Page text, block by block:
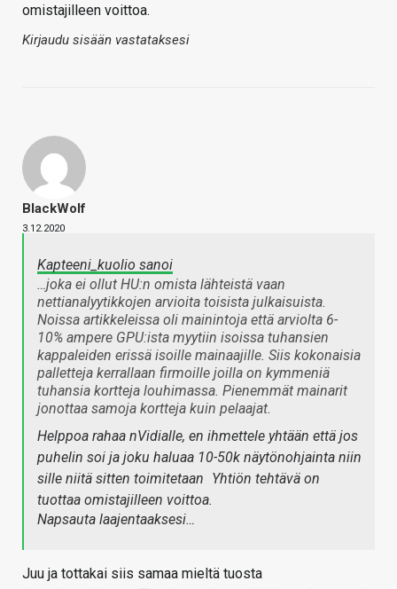
omistajilleen voittoa.
Kirjaudu sisään vastataksesi
BlackWolf
3.12.2020
Kapteeni_kuolio sanoi
…joka ei ollut HU:n omista lähteistä vaan
nettianalyytikkojen arvioita toisista julkaisuista.
Noissa artikkeleissa oli mainintoja että arviolta 6-
10% ampere GPU:ista myytiin isoissa tuhansien
kappaleiden erissä isoille mainaajille. Siis kokonaisia
palletteja kerrallaan firmoille joilla on kymmeniä
tuhansia kortteja louhimassa. Pienemmät mainarit
jonottaa samoja kortteja kuin pelaajat.
Helppoa rahaa nVidialle, en ihmettele yhtään että jos
puhelin soi ja joku haluaa 10-50k näytönohjainta niin
sille niitä sitten toimitetaan Yhtiön tehtävä on
tuottaa omistajilleen voittoa.
Napsauta laajentaaksesi…
Juu ja tottakai siis samaa mieltä tuosta